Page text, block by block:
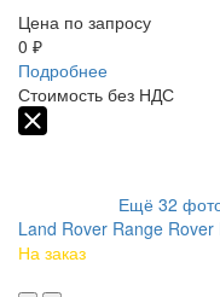
Цена по запросу
0 ₽
Подробнее
Стоимость без НДС
Ещё 32
Land Rover Range Rover
На заказ